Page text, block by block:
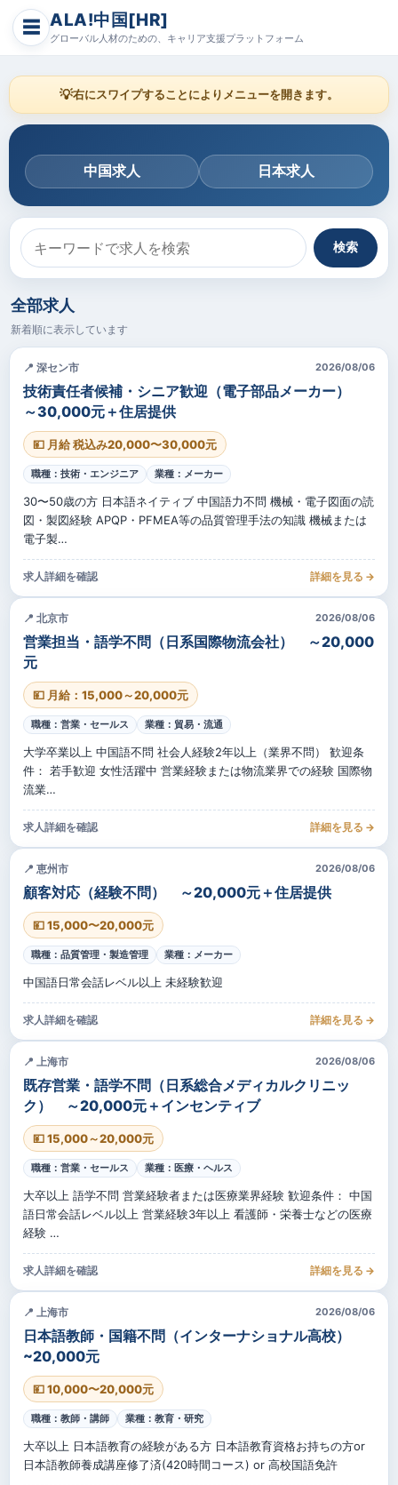
☰ ALA!中国[HR]
グローバル人材のための、キャリア支援プラットフォーム
💡右にスワイプすることによりメニューを開きます。
中国求人 日本求人
検索
全部求人
新着順に表示しています
📍 深セン市 2026/08/06
技術責任者候補・シニア歓迎（電子部品メーカー）
～30,000元＋住居提供
💴 月給 税込み20,000〜30,000元
職種：技術・エンジニア 業種：メーカー
30〜50歳の方 日本語ネイティブ 中国語力不問 機械・電子図面の読
図・製図経験 APQP・PFMEA等の品質管理手法の知識 機械または
電子製…
求人詳細を確認 詳細を見る →
📍 北京市 2026/08/06
営業担当・語学不問（日系国際物流会社） ～20,000
元
💴 月給：15,000～20,000元
職種：営業・セールス 業種：貿易・流通
大学卒業以上 中国語不問 社会人経験2年以上（業界不問） 歓迎条
件： 若手歓迎 女性活躍中 営業経験または物流業界での経験 国際物
流業…
求人詳細を確認 詳細を見る →
📍 恵州市 2026/08/06
顧客対応（経験不問） ～20,000元＋住居提供
💴 15,000〜20,000元
職種：品質管理・製造管理 業種：メーカー
中国語日常会話レベル以上 未経験歓迎
求人詳細を確認 詳細を見る →
📍 上海市 2026/08/06
既存営業・語学不問（日系総合メディカルクリニッ
ク） ～20,000元＋インセンティブ
💴 15,000～20,000元
職種：営業・セールス 業種：医療・ヘルス
大卒以上 語学不問 営業経験者または医療業界経験 歓迎条件： 中国
語日常会話レベル以上 営業経験3年以上 看護師・栄養士などの医療
経験 …
求人詳細を確認 詳細を見る →
📍 上海市 2026/08/06
日本語教師・国籍不問（インターナショナル高校）
~20,000元
💴 10,000〜20,000元
職種：教師・講師 業種：教育・研究
大卒以上 日本語教育の経験がある方 日本語教育資格お持ちの方or
日本語教師養成講座修了済(420時間コース) or 高校国語免許